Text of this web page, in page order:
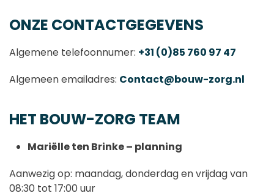
ONZE CONTACTGEGEVENS
Algemene telefoonnumer: +31 (0)85 760 97 47
Algemeen emailadres: Contact@bouw-zorg.nl
HET BOUW-ZORG TEAM
Mariëlle ten Brinke – planning
Aanwezig op: maandag, donderdag en vrijdag van
08:30 tot 17:00 uur